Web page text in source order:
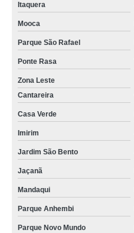
Itaquera
Mooca
Parque São Rafael
Ponte Rasa
Zona Leste
Cantareira
Casa Verde
Imirim
Jardim São Bento
Jaçanã
Mandaqui
Parque Anhembi
Parque Novo Mundo